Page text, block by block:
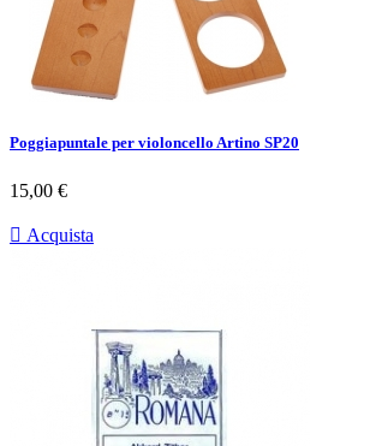
Poggiapuntale per violoncello Artino SP20
Prezzo
15,00 €
 Acquista